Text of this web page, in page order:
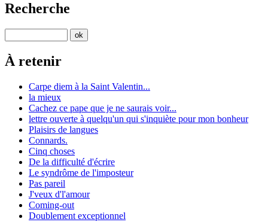
Recherche
À retenir
Carpe diem à la Saint Valentin...
la mieux
Cachez ce pape que je ne saurais voir...
lettre ouverte à quelqu'un qui s'inquiète pour mon bonheur
Plaisirs de langues
Connards.
Cinq choses
De la difficulté d'écrire
Le syndrôme de l'imposteur
Pas pareil
J'veux d'l'amour
Coming-out
Doublement exceptionnel